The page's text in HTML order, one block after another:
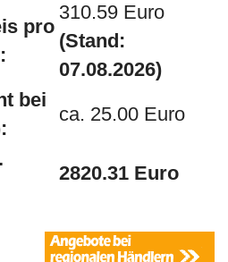
pro
310.59 Euro
(Stand:
07.08.2026)
bei
ca. 25.00 Euro
2820.31 Euro